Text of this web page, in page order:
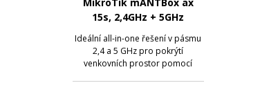
15s, 2,4GHz + 5GHz
Ideální all-in-one řešení v pásmu
2,4 a 5 GHz pro pokrýtí
venkovních prostor pomocí